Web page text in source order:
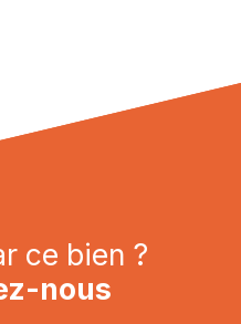
ce bien ?
nous